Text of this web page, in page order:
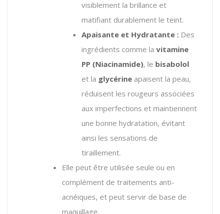
visiblement la brillance et
matifiant durablement le teint.
Apaisante et Hydratante : Des
ingrédients comme la vitamine
PP (Niacinamide), le bisabolol
et la glycérine apaisent la peau,
réduisent les rougeurs associées
aux imperfections et maintiennent
une bonne hydratation, évitant
ainsi les sensations de
tiraillement.
Elle peut être utilisée seule ou en
complément de traitements anti-
acnéiques, et peut servir de base de
maquillage.